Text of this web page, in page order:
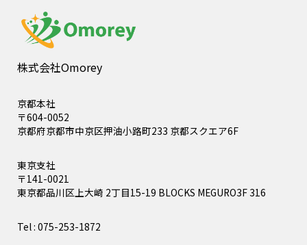
株式会社Omorey
京都本社
〒604-0052
京都府京都市中京区押油小路町233 京都スクエア6F
東京支社
〒141-0021
東京都品川区上大崎 2丁目15-19 BLOCKS MEGURO3F 316
Tel : 075-253-1872